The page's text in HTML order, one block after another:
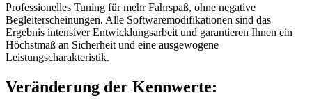
Professionelles Tuning für mehr Fahrspaß, ohne negative
Begleiterscheinungen. Alle Softwaremodifikationen sind das
Ergebnis intensiver Entwicklungsarbeit und garantieren Ihnen ein
Höchstmaß an Sicherheit und eine ausgewogene
Leistungscharakteristik.
Veränderung der Kennwerte: